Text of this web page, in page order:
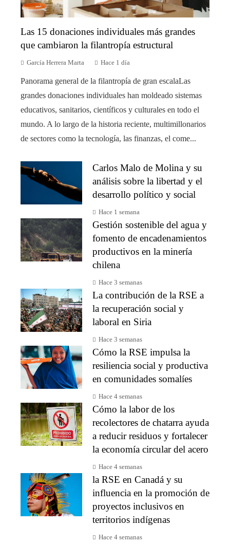
Las 15 donaciones individuales más grandes
que cambiaron la filantropía estructural
García Herrera Marta Hace 1 día
Panorama general de la filantropía de gran escalaLas
grandes donaciones individuales han moldeado sistemas
educativos, sanitarios, científicos y culturales en todo el
mundo. A lo largo de la historia reciente, multimillonarios
de sectores como la tecnología, las finanzas, el come...
Carlos Malo de Molina y su
análisis sobre la libertad y el
desarrollo político y social
Hace 1 semana
Gestión sostenible del agua y
fomento de encadenamientos
productivos en la minería
chilena
Hace 3 semanas
La contribución de la RSE a
la recuperación social y
laboral en Siria
Hace 3 semanas
Cómo la RSE impulsa la
resiliencia social y productiva
en comunidades somalíes
Hace 4 semanas
Cómo la labor de los
recolectores de chatarra ayuda
a reducir residuos y fortalecer
la economía circular del acero
Hace 4 semanas
la RSE en Canadá y su
influencia en la promoción de
proyectos inclusivos en
territorios indígenas
Hace 4 semanas